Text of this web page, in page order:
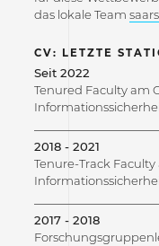
das lokale Team
CV: LETZTE
Seit 2022
Tenured Faculty am
2018 - 2021
Tenure-Track
2017 - 2018